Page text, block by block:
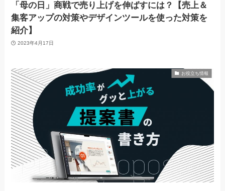
「母の日」商戦で売り上げを伸ばすには？【売上＆
集客アップの対策やデザインツールを使った対策を
紹介】
2023年4月17日
お役立ち情報